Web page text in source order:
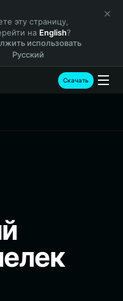
эту страницу,
на English?
использовать
Русский
Скачать